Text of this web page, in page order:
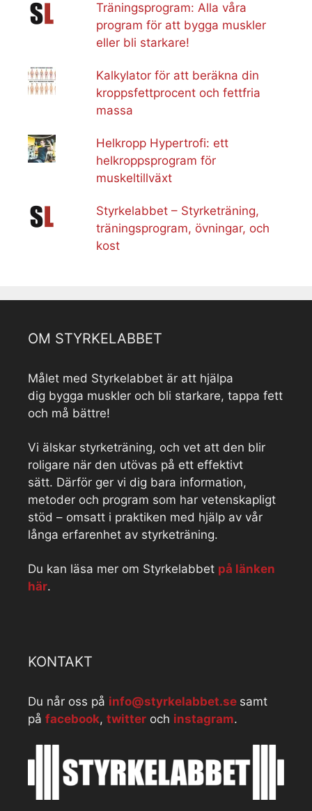
Träningsprogram: Alla våra
program för att bygga muskler
eller bli starkare!
Kalkylator för att beräkna din
kroppsfettprocent och fettfria
massa
Helkropp Hypertrofi: ett
helkroppsprogram för
muskeltillväxt
Styrkelabbet – Styrketräning,
träningsprogram, övningar, och
kost
OM STYRKELABBET
Målet med Styrkelabbet är att hjälpa
dig bygga muskler och bli starkare, tappa fett
och må bättre!
Vi älskar styrketräning, och vet att den blir
roligare när den utövas på ett effektivt
sätt. Därför ger vi dig bara information,
metoder och program som har vetenskapligt
stöd – omsatt i praktiken med hjälp av vår
långa erfarenhet av styrketräning.
Du kan läsa mer om Styrkelabbet på länken
här.
KONTAKT
Du når oss på info@styrkelabbet.se samt
på facebook, twitter och instagram.